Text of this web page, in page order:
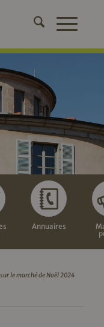
Annuaires
le marché de Noël 2024